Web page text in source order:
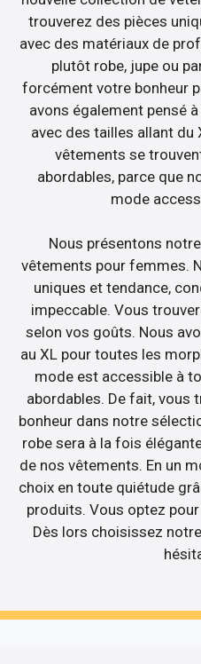
trouverez des pièces
avec des matériaux de
plutôt robe, jupe ou
forcément votre bonheur
avons également pensé
avec des tailles allant du
vêtements se
abordables, parce que
mode
Nous présentons
vêtements pour femmes.
uniques et tendance,
impeccable. Vous
selon vos goûts. Nous
au XL pour toutes les
mode est accessible à
abordables. De fait,
bonheur dans notre
robe sera à la fois
de nos vêtements. En un
choix en toute quiétude
produits. Vous optez
Dès lors choisissez